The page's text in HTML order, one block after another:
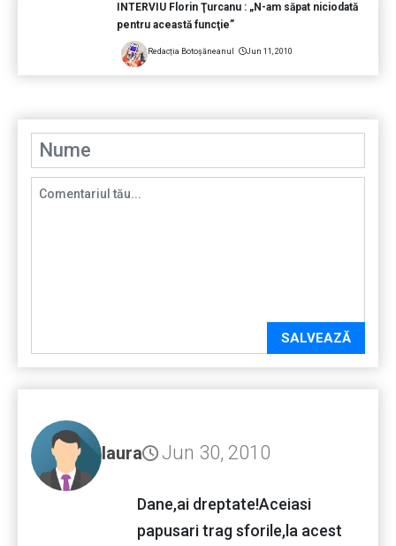
INTERVIU Florin Ţurcanu : „N-am săpat niciodată
pentru această funcţie”
Redacția Botoșăneanul Jun 11, 2010
SALVEAZĂ
laura Jun 30, 2010
Dane,ai dreptate!Aceiasi
papusari trag sforile,la acest